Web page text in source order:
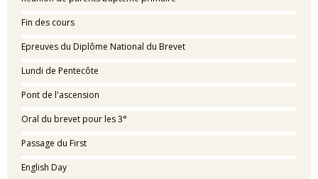
Fin des cours
Epreuves du Diplôme National du Brevet
Lundi de Pentecôte
Pont de l'ascension
Oral du brevet pour les 3°
Passage du First
English Day